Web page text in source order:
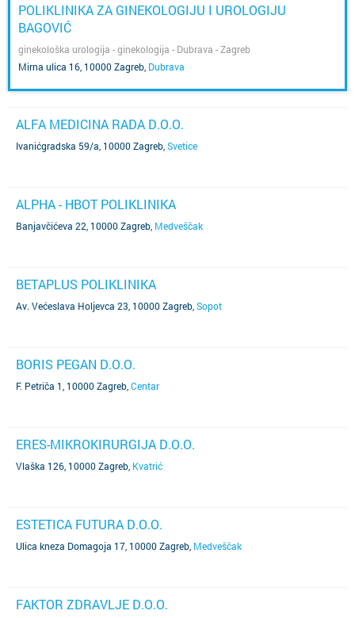
POLIKLINIKA ZA GINEKOLOGIJU I UROLOGIJU
BAGOVIĆ
ginekološka urologija - ginekologija - Dubrava - Zagreb
Mirna ulica 16, 10000 Zagreb Dubrava
ALFA MEDICINA RADA D.O.O.
Ivanićgradska 59/a, 10000 Zagreb Svetice
ALPHA - HBOT POLIKLINIKA
Banjavčićeva 22, 10000 Zagreb Medveščak
BETAPLUS POLIKLINIKA
Av. Većeslava Holjevca 23, 10000 Zagreb Sopot
BORIS PEGAN D.O.O.
F. Petriča 1, 10000 Zagreb Centar
ERES-MIKROKIRURGIJA D.O.O.
Vlaška 126, 10000 Zagreb Kvatrić
ESTETICA FUTURA D.O.O.
Ulica kneza Domagoja 17, 10000 Zagreb Medveščak
FAKTOR ZDRAVLJE D.O.O.